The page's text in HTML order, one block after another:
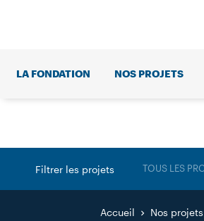
LA FONDATION NOS PROJETS
Filtrer les projets
Accueil Nos projets